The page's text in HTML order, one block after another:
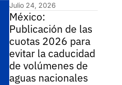
Julio 24, 2026
México:
Publicación de las
cuotas 2026 para
evitar la caducidad
de volúmenes de
aguas nacionales